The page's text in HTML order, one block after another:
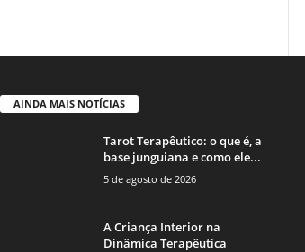
AINDA MAIS NOTÍCIAS
Tarot Terapêutico: o que é, a
base junguiana e como ele...
5 de agosto de 2026
A Criança Interior na
Dinâmica Terapêutica